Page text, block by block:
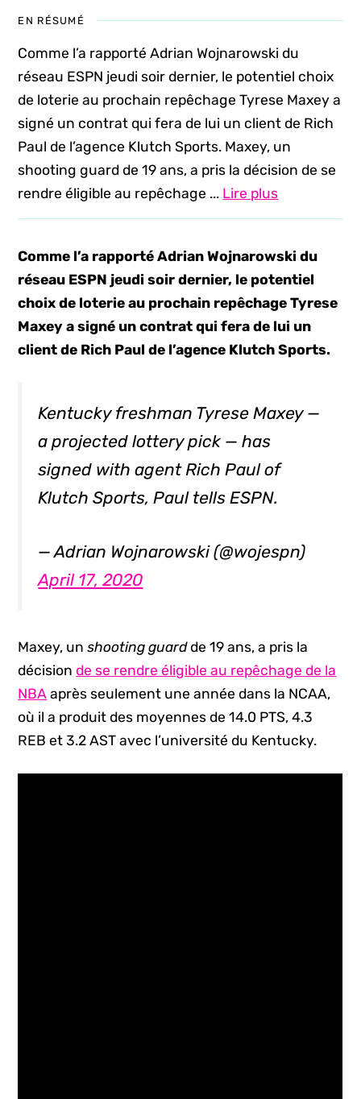
EN RÉSUMÉ
Comme l’a rapporté Adrian Wojnarowski du
réseau ESPN jeudi soir dernier, le potentiel choix
de loterie au prochain repêchage Tyrese Maxey a
signé un contrat qui fera de lui un client de Rich
Paul de l’agence Klutch Sports. Maxey, un
shooting guard de 19 ans, a pris la décision de se
rendre éligible au repêchage ... Lire plus
Comme l’a rapporté Adrian Wojnarowski du
réseau ESPN jeudi soir dernier, le potentiel
choix de loterie au prochain repêchage Tyrese
Maxey a signé un contrat qui fera de lui un
client de Rich Paul de l’agence Klutch Sports.
Kentucky freshman Tyrese Maxey —
a projected lottery pick — has
signed with agent Rich Paul of
Klutch Sports, Paul tells ESPN.
— Adrian Wojnarowski (@wojespn)
April 17, 2020
Maxey, unshooting guardde 19 ans, a pris la
décisionde se rendre éligible au repêchage de la
NBA après seulement une année dans la NCAA,
où il a produit des moyennes de 14.0 PTS, 4.3
REB et 3.2 AST avec l’université du Kentucky.